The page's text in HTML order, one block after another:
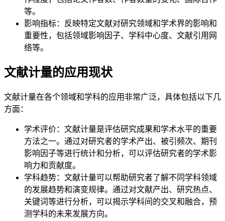
等。
影响指标：反映特定文献对研究领域和学术界的影响和
重要性，包括领域影响因子、学科中心度、文献引用网
络等。
文献计量的应用现状
文献计量在各个领域和学科的应用非常广泛，具体包括以下几
方面：
学术评价：文献计量是评估研究成果和学术水平的重要
方法之一。通过对研究者的学术产出、被引频次、期刊
影响因子等进行统计和分析，可以评估研究者的学术影
响力和贡献度。
学科趋势：文献计量可以帮助研究者了解不同学科领域
的发展趋势和演变规律。通过对文献产出、研究热点、
关键词等进行分析，可以揭示学科间的交叉和融合，预
测学科的未来发展方向。